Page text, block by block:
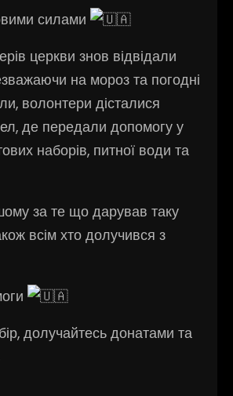
силами
церкви знов відвідали
на мороз та погодні
волонтери дісталися
де передали допомогу у
наборів, питної води та
за те що дарував таку
всім хто долучився з
долучайтесь донатами та